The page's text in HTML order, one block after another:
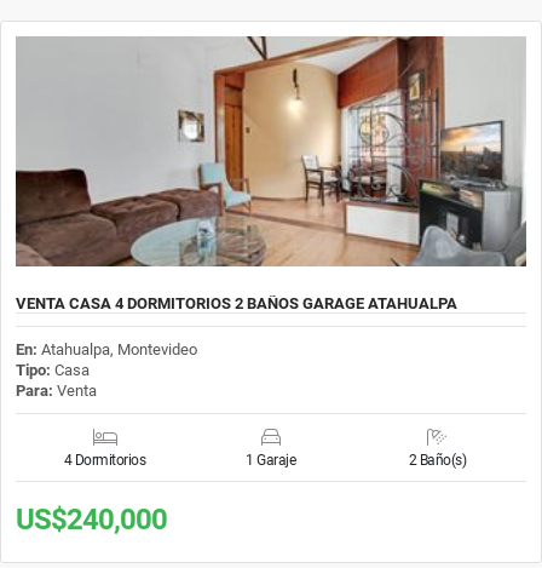
VENTA CASA 4 DORMITORIOS 2 BAÑOS GARAGE ATAHUALPA
En: Atahualpa, Montevideo
Tipo: Casa
Para: Venta
4 Dormitorios 1 Garaje 2 Baño(s)
US$240,000